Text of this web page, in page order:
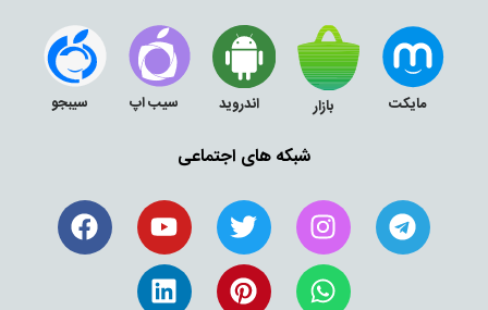
مایکت بازار اندروید سیب اپ سیبجو
شبکه های اجتماعی